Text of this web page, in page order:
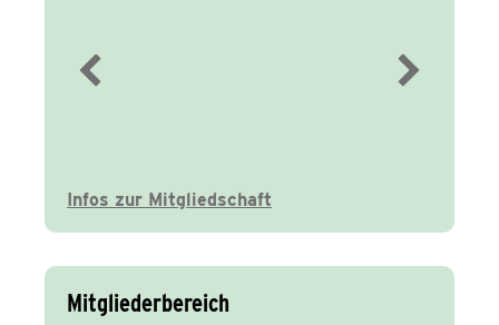
Infos zur Mitgliedschaft
Mitgliederbereich